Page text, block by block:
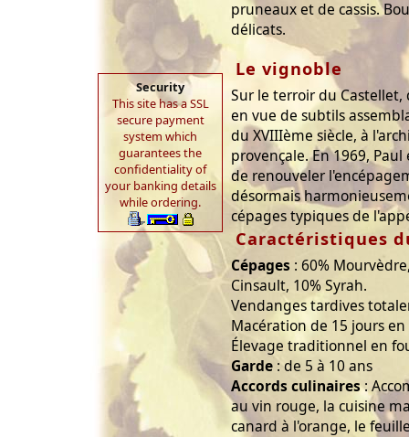
Security
This site has a SSL
secure payment
system which
guarantees the
confidentiality of
your banking details
while ordering.
pruneaux et de cassis.
délicats.
Le vignoble
Sur le terroir du Castellet,
en vue de subtils
du XVIIIème siècle, à
provençale. En 1969,
de renouveler
désormais
cépages typiques de
Caractéristiques
Cépages : 60%
Cinsault, 10% Syrah.
Vendanges tardives
Macération de 15 jours
Élevage traditionnel en
Garde: de 5 à 10 ans
Accords culinaires:
au vin rouge, la cuisine
canard à l'orange, le